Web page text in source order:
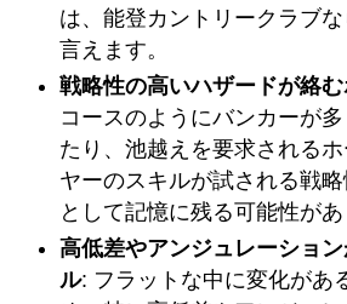
は、能登カントリークラブ
言えます。
戦略性の高いハザードが絡
コースのようにバンカーが
たり、池越えを要求される
ヤーのスキルが試される戦
として記憶に残る可能性があ
高低差やアンジュレーショ
ル: フラットな中に変化があ